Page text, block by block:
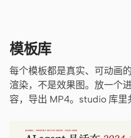
模板库
每个模板都是真实、可动画
渲染，不是效果图。放一个
容，导出 MP4。studio 库里